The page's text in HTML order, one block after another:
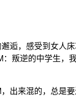
逅，感受到女人
叛逆的中学生，
出来混的，总是